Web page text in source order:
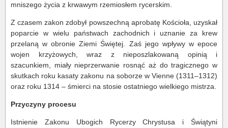
mniszego życia z krwawym rzemiosłem rycerskim.
Z czasem zakon zdobył powszechną aprobatę Kościoła, uzyskał
poparcie w wielu państwach zachodnich i uznanie za krew
przelaną w obronie Ziemi Świętej. Zaś jego wpływy w epoce
wojen krzyżowych, wraz z nieposzlakowaną opinią i
szacunkiem, miały nieprzerwanie rosnąć aż do tragicznego w
skutkach roku kasaty zakonu na soborze w Vienne (1311–1312)
oraz roku 1314 – śmierci na stosie ostatniego wielkiego mistrza.
Przyczyny procesu
Istnienie Zakonu Ubogich Rycerzy Chrystusa i Świątyni